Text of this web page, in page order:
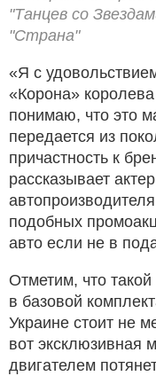
"Танцев со
"Страна"
«Я с
«Корона»
понимаю, что это
передается из
причастность к
рассказывает
подобных
авто если не в
Отметим, что
в базовой
Украине стоит не
вот
двигателем